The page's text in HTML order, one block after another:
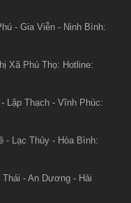
- Gia Viễn - Ninh Bình:
Xã Phú Thọ: Hotline:
Lập Thạch - Vĩnh Phúc:
- Lạc Thủy - Hòa Bình:
- An Dương - Hải